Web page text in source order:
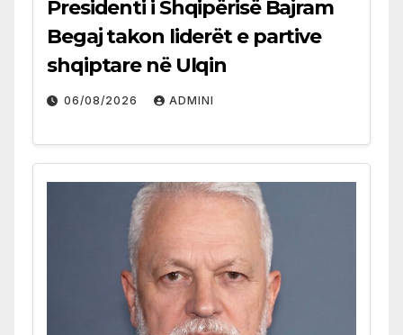
Presidenti i Shqipërisë Bajram
Begaj takon liderët e partive
shqiptare në Ulqin
06/08/2026 ADMINI